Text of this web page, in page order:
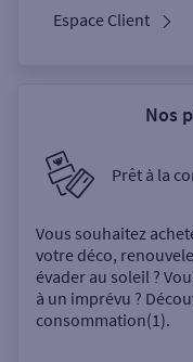
Espace Client
Nos
Prêt à la
Vous souhaitez
votre déco,
évader au soleil ?
à un imprévu ?
consommation(1).